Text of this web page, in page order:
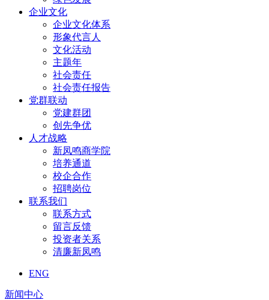
企业文化
企业文化体系
形象代言人
文化活动
主题年
社会责任
社会责任报告
党群联动
党建群团
创先争优
人才战略
新凤鸣商学院
培养通道
校企合作
招聘岗位
联系我们
联系方式
留言反馈
投资者关系
清廉新凤鸣
ENG
新闻中心